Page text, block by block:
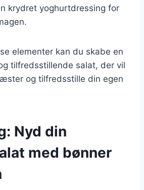
krydret yoghurtdressing for
elementer kan du skabe en
tilfredsstillende salat, der vil
og tilfredsstille din egen
Nyd din
med bønner